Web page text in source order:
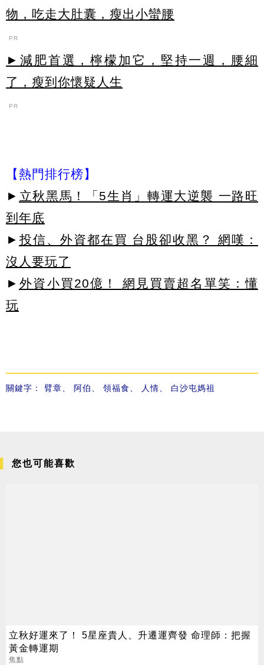
物，吃走大肚囊，瘦出小蠻腰
PR
►減肥首選，檸檬加它，堅持一週，腰細
了，瘦到你懷疑人生
PR
【熱門排行榜】
► 立秋黑馬！「5生肖」轉運大逆襲 一路旺
到年底
► 投信、外資都在買 台股卻收黑？ 網嘆：
沒人要玩了
► 外資小買20億！ 網見買賣超名單笑：懂
玩
關鍵字： 臂章、 阿伯、 領福食、 人情、 白沙屯媽祖
您也可能喜歡
立秋好運來了！ 5星座貴人、升遷運齊發 命理師：把握
黃金轉運期
焦點